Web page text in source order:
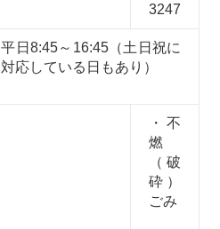
3247
平日8:45～16:45（土日祝に
対応している日もあり）
・不
燃
（破
砕）
ごみ